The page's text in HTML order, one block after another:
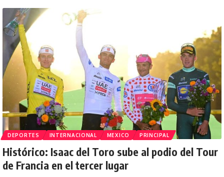
DEPORTES INTERNACIONAL MEXICO PRINCIPAL
Histórico: Isaac del Toro sube al podio del Tour
de Francia en el tercer lugar